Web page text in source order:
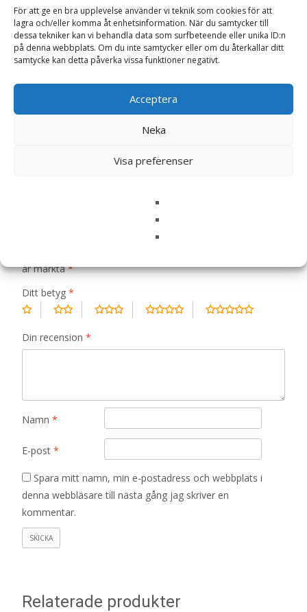
För att ge en bra upplevelse använder vi teknik som cookies för att
lagra och/eller komma åt enhetsinformation. När du samtycker till
dessa tekniker kan vi behandla data som surfbeteende eller unika ID:n
på denna webbplats. Om du inte samtycker eller om du återkallar ditt
samtycke kan detta påverka vissa funktioner negativt.
Acceptera
Neka
Visa preferenser
Artikelnr:5683 Kategorier:Hundmat,Torrfoder Etikett:
FourFriends
Bli först med att recensera ”Adult Small
Breed Hundfoder – 3 kg – FourFriends”
är märkta*
Ditt betyg *
Din recension *
Namn *
E-post *
Spara mitt namn, min e-postadress och webbplats i
denna webbläsare till nästa gång jag skriver en
kommentar.
Relaterade produkter